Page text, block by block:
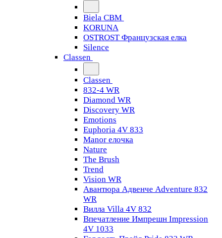
Biela CBM
KORUNA
OSTROST Французская елка
Silence
Classen
Classen
832-4 WR
Diamond WR
Discovery WR
Emotions
Euphoria 4V 833
Manor елочка
Nature
The Brush
Trend
Vision WR
Авантюра Адвенче Adventure 832
WR
Вилла Villa 4V 832
Впечатление Импрешн Impression
4V 1033